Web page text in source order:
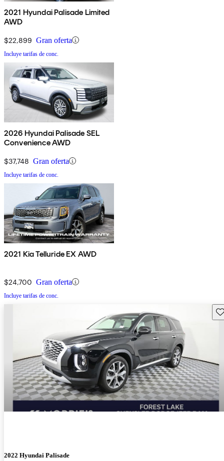
2021 Hyundai Palisade Limited
AWD
$22,899 Gran oferta
Incluye tarifas de conc.
2026 Hyundai Palisade SEL
Convenience AWD
$37,748 Gran oferta
Incluye tarifas de conc.
2021 Kia Telluride EX AWD
$24,700 Gran oferta
Incluye tarifas de conc.
2022 Hyundai Palisade